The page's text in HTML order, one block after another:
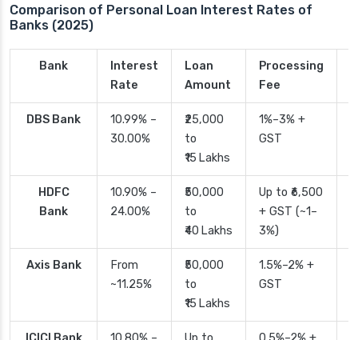
Comparison of Personal Loan Interest Rates of
Banks (2025)
Bank
Interest
Rate
Loan
Amount
Processing
Fee
DBS Bank
10.99% –
30.00%
₹25,000
to
₹15 Lakhs
1%–3% +
GST
HDFC
Bank
10.90% –
24.00%
₹50,000
to
₹40 Lakhs
Up to ₹6,500
+ GST (~1–
3%)
Axis Bank
From
~11.25%
₹50,000
to
₹15 Lakhs
1.5%–2% +
GST